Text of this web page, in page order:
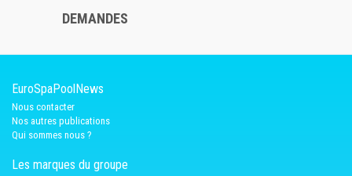
DEMANDES
EuroSpaPoolNews
Nous contacter
Nos autres publications
Qui sommes nous ?
Les marques du groupe